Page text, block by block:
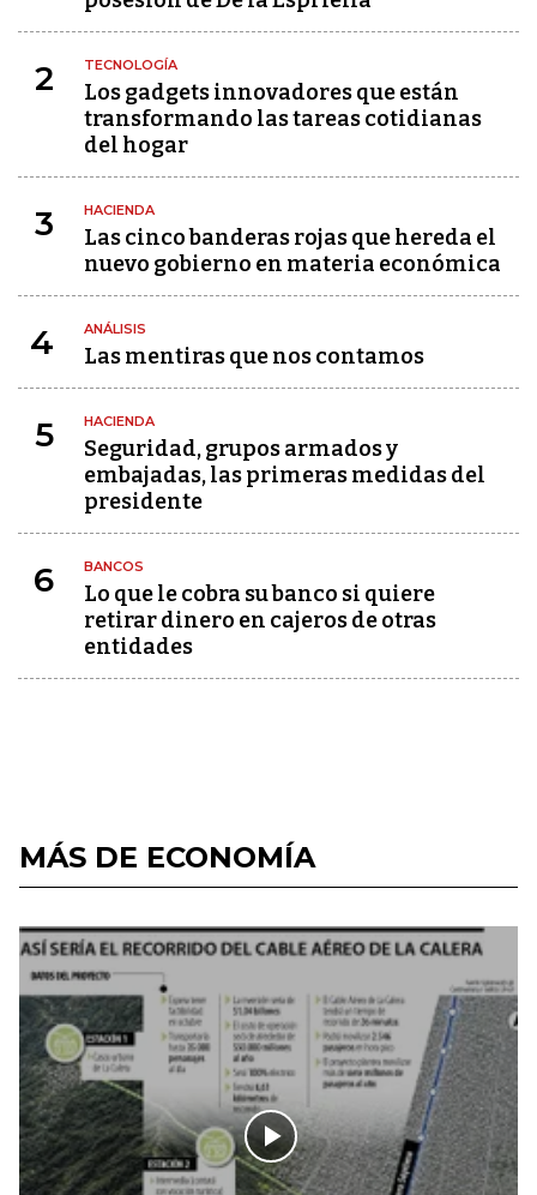
2 TECNOLOGÍA
Los gadgets innovadores que están
transformando las tareas cotidianas
del hogar
3 HACIENDA
Las cinco banderas rojas que hereda el
nuevo gobierno en materia económica
4 ANÁLISIS
Las mentiras que nos contamos
5 HACIENDA
Seguridad, grupos armados y
embajadas, las primeras medidas del
presidente
6 BANCOS
Lo que le cobra su banco si quiere
retirar dinero en cajeros de otras
entidades
MÁS DE ECONOMÍA